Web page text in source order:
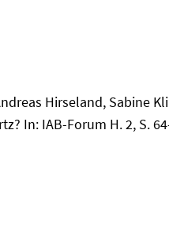
Hirseland, Sabine
In: IAB-Forum H. 2, S.